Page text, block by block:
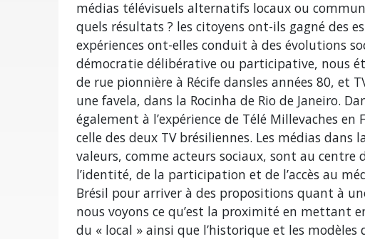
médias télévisuels alternatifs locaux ou
quels résultats ? les citoyens ont-ils gagné des
expériences ont-elles conduit à des évolutions
démocratie délibérative ou participative, nous
de rue pionnière à Récife dansles années 80, et
une favela, dans la Rocinha de Rio de Janeiro.
également à l’expérience de Télé Millevaches
celle des deux TV brésiliennes. Les médias
valeurs, comme acteurs sociaux, sont au
l’identité, de la participation et de l’accès au
Brésil pour arriver à des propositions quant à
nous voyons ce qu’est la proximité en mettant
du « local » ainsi que l’historique et les